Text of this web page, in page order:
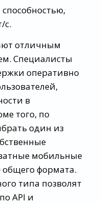
с.
отличным
Специалисты
оперативно
в
того, по
один из
мобильные
формата.
типа позволят
API и